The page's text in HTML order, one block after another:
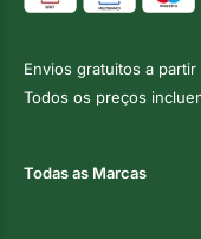
Envios gratuitos a
Todos os preços
Todas as Marcas